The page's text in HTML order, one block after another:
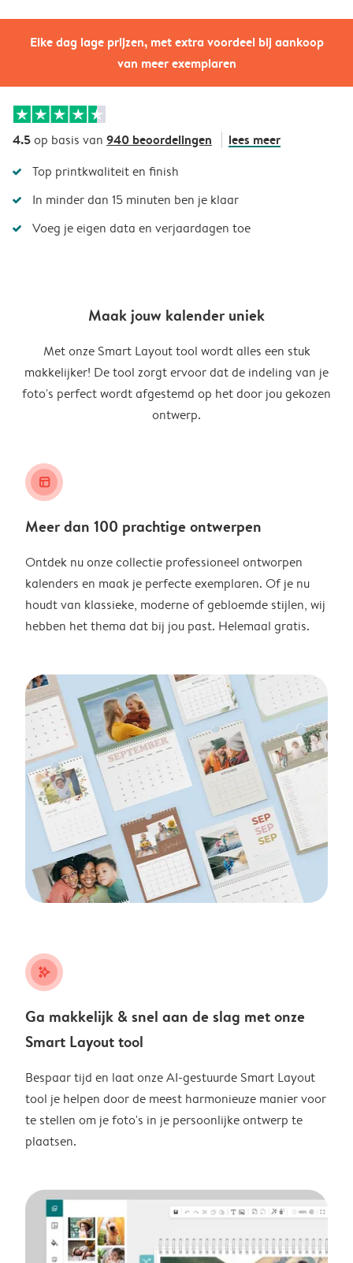
Elke dag lage prijzen, met extra voordeel bij aankoop
van meer exemplaren
4.5op basis van 940 beoordelingen lees meer
Top printkwaliteit en finish
In minder dan 15 minuten ben je klaar
Voeg je eigen data en verjaardagen toe
Maak jouw kalender uniek
Met onze Smart Layout tool wordt alles een stuk
makkelijker! De tool zorgt ervoor dat de indeling van je
foto's perfect wordt afgestemd op het door jou gekozen
ontwerp.
layout_alt
Meer dan 100 prachtige ontwerpen
Ontdek nu onze collectie professioneel ontworpen
kalenders en maak je perfecte exemplaren. Of je nu
houdt van klassieke, moderne of gebloemde stijlen, wij
hebben het thema dat bij jou past. Helemaal gratis.
stars_plus
Ga makkelijk & snel aan de slag met onze
Smart Layout tool
Bespaar tijd en laat onze AI-gestuurde Smart Layout
tool je helpen door de meest harmonieuze manier voor
te stellen om je foto's in je persoonlijke ontwerp te
plaatsen.